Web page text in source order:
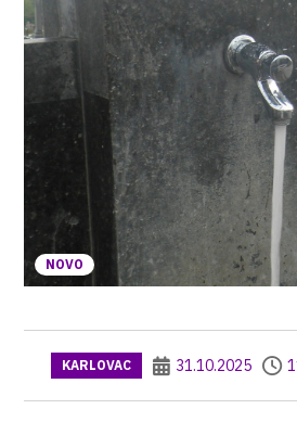
NOVO
KARLOVAC 31.10.2025